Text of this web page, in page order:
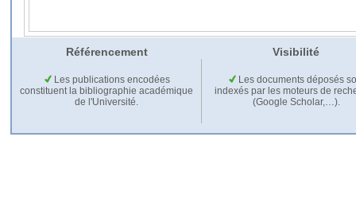
Référencement Visibilité
Les publications encodées
constituent la bibliographie académique
de l'Université.
Les documents déposés
indexés par les moteurs de
(Google Scholar,…).